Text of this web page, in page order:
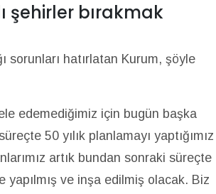
şehirler bırakmak
sorunları hatırlatan Kurum, şöyle
edemediğimiz için bugün başka
50 yılık planlamayı yaptığımız
artık bundan sonraki süreçte
ve inşa edilmiş olacak. Biz